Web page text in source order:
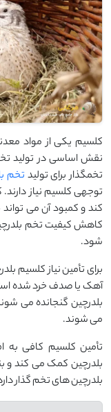
کلسیم یکی از مواد
نقش اساسی در تولید
تخمگذار برای تولید تخم
توجهی کلسیم نیاز
‌کند و کمبود آن می
کاهش کیفیت تخم
‌شود.
برای تأمین نیاز کلسیم
آهک یا صدف خرد شده
بلدرچین گنجانده می
می ‌شوند.
تأمین کلسیم کافی به
بلدرچین کمک می ‌کند و
بلدرچین ‌های تخم ‌گذار